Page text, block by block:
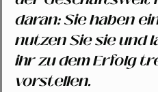
daran: Sie haben
nutzen Sie sie und
ihr zu dem Erfolg
vorstellen.